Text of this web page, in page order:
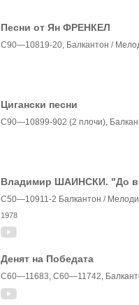
Песни от Ян ФРЕНКЕЛ
С90—10819-20, Балкантон /
Цигански песни
С90—10899-902 (2 плочи),
Владимир ШАИНСКИ. "До
С50—10911-2 Балкантон /
1978
Денят на Победата
С60—11683, С60—11742,